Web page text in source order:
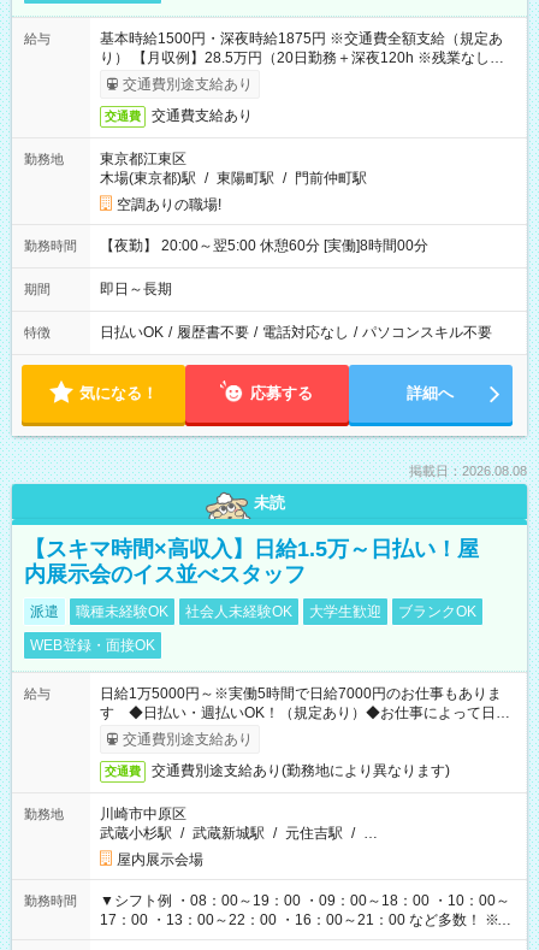
給与
基本時給1500円・深夜時給1875円 ※交通費全額支給（規定あ
り） 【月収例】28.5万円（20日勤務＋深夜120h ※残業なしの場
合）交通費別途支給あり
交通費 交通費支給あり
勤務地
東京都江東区
木場(東京都)駅 / 東陽町駅 / 門前仲町駅
空調ありの職場!
勤務時間 【夜勤】 20:00～翌5:00 休憩60分 [実働]8時間00分
期間 即日～長期
特徴 日払いOK / 履歴書不要 / 電話対応なし / パソコンスキル不要
気になる！ 応募する 詳細へ
掲載日：2026.08.08
未読
【スキマ時間×高収入】日給1.5万～日払い！屋
内展示会のイス並べスタッフ
派遣 職種未経験OK 社会人未経験OK 大学生歓迎
ブランクOK
WEB登録・面接OK
給与
日給1万5000円～※実働5時間で日給7000円のお仕事もありま
す ◆日払い・週払いOK！（規定あり）◆お仕事によって日給
も異なります
交通費別途支給あり
交通費 交通費別途支給あり(勤務地により異なります)
勤務地
川崎市中原区
武蔵小杉駅 / 武蔵新城駅 / 元住吉駅 / …
屋内展示会場
勤務時間
▼シフト例 ・08：00～19：00 ・09：00～18：00 ・10：00～
17：00 ・13：00～22：00 ・16：00～21：00 など多数！ ※お
仕事により勤務時間が異なります